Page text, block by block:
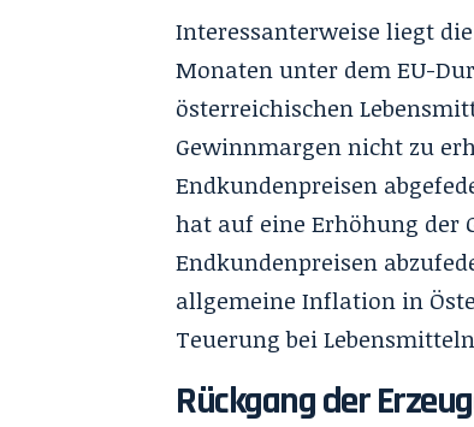
Interessanterweise liegt
Monaten unter dem EU-
österreichischen
Gewinnmargen nicht zu
Endkundenpreisen
hat auf eine Erhöhung der
Endkundenpreisen
allgemeine Inflation in
Teuerung bei
Rückgang der